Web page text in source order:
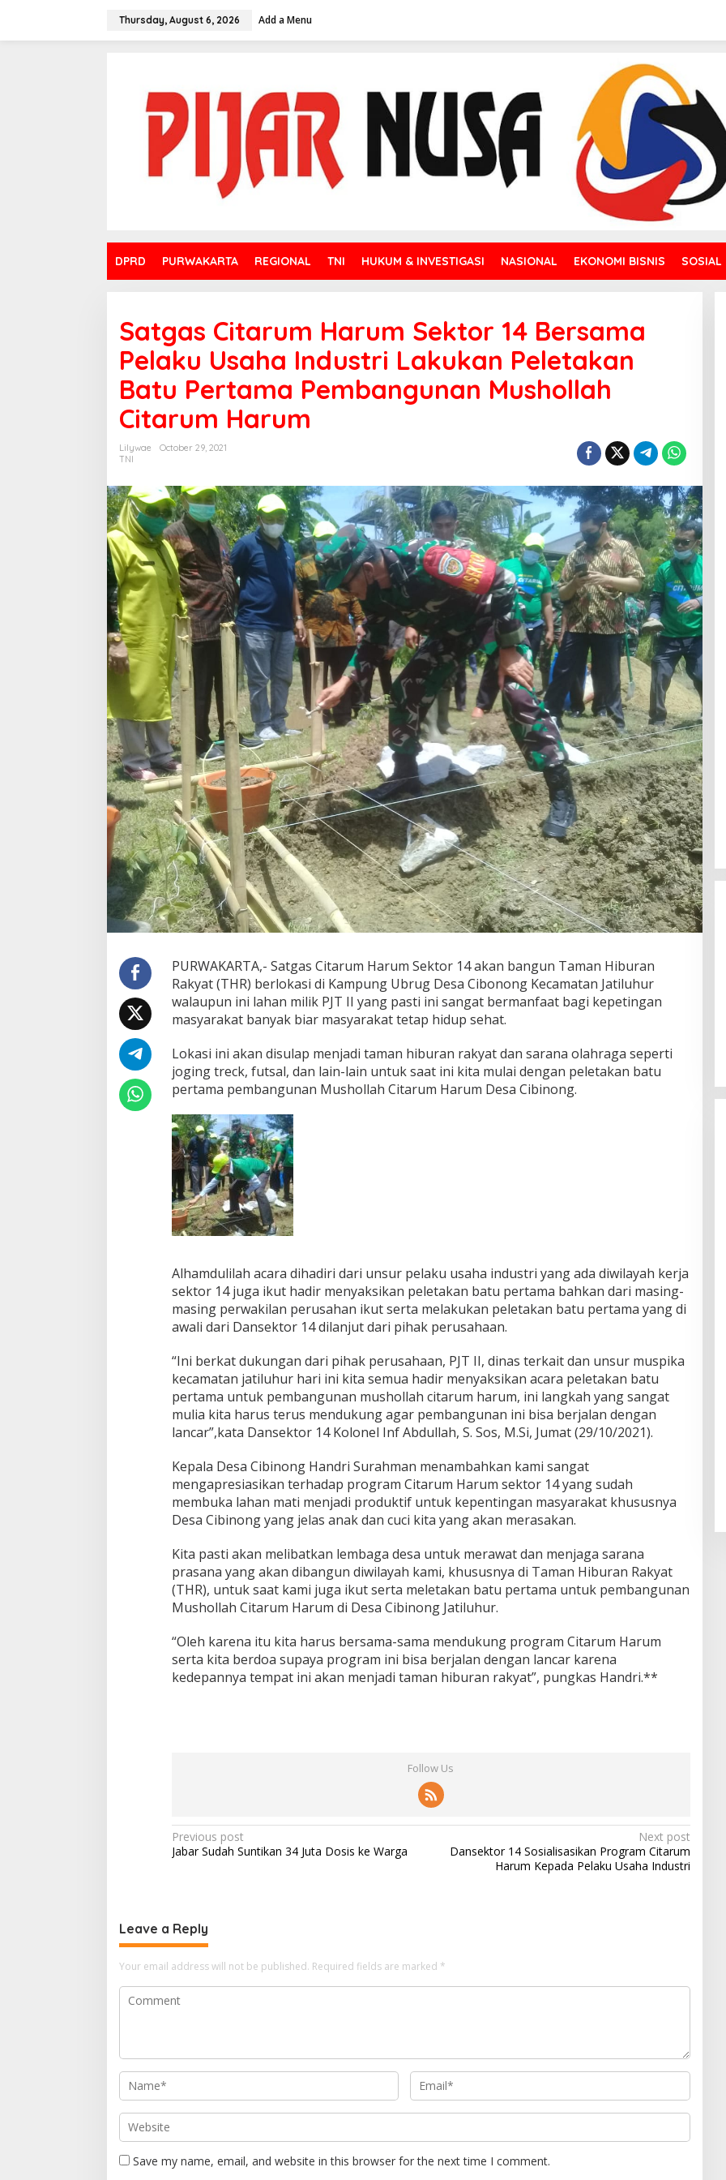
Thursday, August 6, 2026 Add a Menu
DPRD PURWAKARTA REGIONAL TNI HUKUM & INVESTIGASI NASIONAL EKONOMI BISNIS SOSIAL
Satgas Citarum Harum Sektor 14 Bersama
Pelaku Usaha Industri Lakukan Peletakan
Batu Pertama Pembangunan Mushollah
Citarum Harum
Lilywae
October 29, 2021
TNI
PURWAKARTA,- Satgas Citarum Harum Sektor 14 akan bangun Taman Hiburan
Rakyat (THR) berlokasi di Kampung Ubrug Desa Cibonong Kecamatan Jatiluhur
walaupun ini lahan milik PJT II yang pasti ini sangat bermanfaat bagi kepetingan
masyarakat banyak biar masyarakat tetap hidup sehat.
Lokasi ini akan disulap menjadi taman hiburan rakyat dan sarana olahraga seperti
joging treck, futsal, dan lain-lain untuk saat ini kita mulai dengan peletakan batu
pertama pembangunan Mushollah Citarum Harum Desa Cibinong.
Alhamdulilah acara dihadiri dari unsur pelaku usaha industri yang ada diwilayah kerja
sektor 14 juga ikut hadir menyaksikan peletakan batu pertama bahkan dari masing-
masing perwakilan perusahan ikut serta melakukan peletakan batu pertama yang di
awali dari Dansektor 14 dilanjut dari pihak perusahaan.
“Ini berkat dukungan dari pihak perusahaan, PJT II, dinas terkait dan unsur muspika
kecamatan jatiluhur hari ini kita semua hadir menyaksikan acara peletakan batu
pertama untuk pembangunan mushollah citarum harum, ini langkah yang sangat
mulia kita harus terus mendukung agar pembangunan ini bisa berjalan dengan
lancar”,kata Dansektor 14 Kolonel Inf Abdullah, S. Sos, M.Si, Jumat (29/10/2021).
Kepala Desa Cibinong Handri Surahman menambahkan kami sangat
mengapresiasikan terhadap program Citarum Harum sektor 14 yang sudah
membuka lahan mati menjadi produktif untuk kepentingan masyarakat khususnya
Desa Cibinong yang jelas anak dan cuci kita yang akan merasakan.
Kita pasti akan melibatkan lembaga desa untuk merawat dan menjaga sarana
prasana yang akan dibangun diwilayah kami, khususnya di Taman Hiburan Rakyat
(THR), untuk saat kami juga ikut serta meletakan batu pertama untuk pembangunan
Mushollah Citarum Harum di Desa Cibinong Jatiluhur.
“Oleh karena itu kita harus bersama-sama mendukung program Citarum Harum
serta kita berdoa supaya program ini bisa berjalan dengan lancar karena
kedepannya tempat ini akan menjadi taman hiburan rakyat”, pungkas Handri.**
Follow Us
Post
navigation
Previous post
Jabar Sudah Suntikan 34 Juta Dosis ke Warga
Next post
Dansektor 14 Sosialisasikan Program Citarum
Harum Kepada Pelaku Usaha Industri
Leave a Reply
Your email address will not be published. Required fields are marked *
Save my name, email, and website in this browser for the next time I comment.
Wakil Panglima TNI dan Sejumlah
Pejabat Negara Terima Warga
Marinir